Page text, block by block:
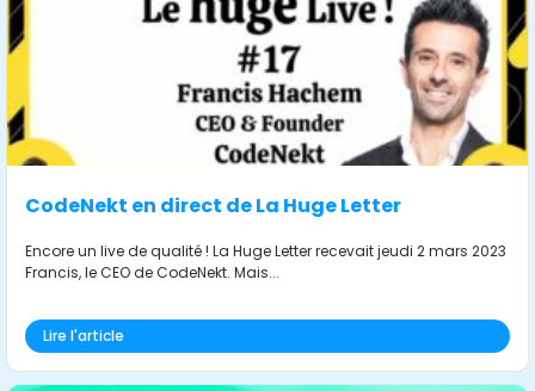
CodeNekt en direct de La Huge Letter
Encore un live de qualité ! La Huge Letter recevait jeudi 2 mars 2023
Francis, le CEO de CodeNekt. Mais...
Lire l'article